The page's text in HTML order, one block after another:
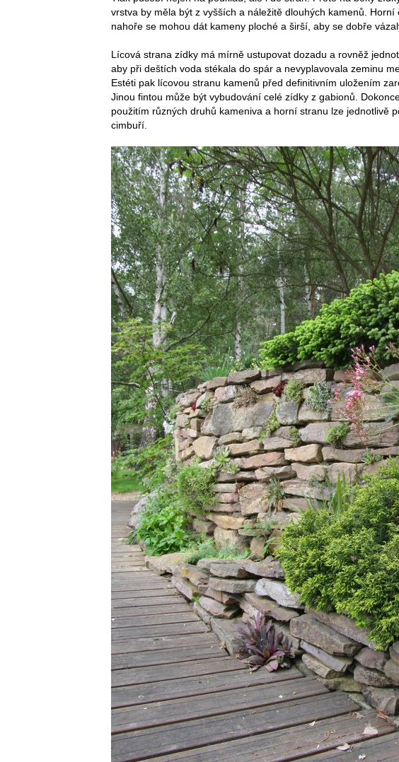
vrstva by měla být z vyšších a náležitě dlouhých kamenů.
nahoře se mohou dát kameny ploché a širší, aby se dobře
Lícová strana zídky má mírně ustupovat dozadu a rovněž
aby při deštích voda stékala do spár a nevyplavovala zeminu
Estéti pak lícovou stranu kamenů před definitivním uložením
Jinou fintou může být vybudování celé zídky z gabionů.
použitím různých druhů kameniva a horní stranu lze jednotlivě
cimbuří.